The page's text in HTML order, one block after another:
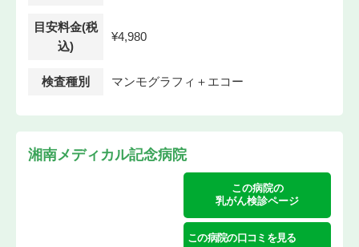
目安料金(税
込)
¥4,980
検査種別 マンモグラフィ＋エコー
湘南メディカル記念病院
この病院の
乳がん検診ページ
この病院の口コミを見る